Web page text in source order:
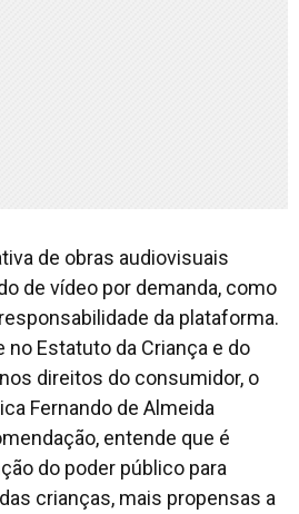
de obras audiovisuais
de vídeo por demanda, como
da plataforma.
no Estatuto da Criança e do
direitos do consumidor, o
Fernando de Almeida
entende que é
do poder público para
crianças, mais propensas a